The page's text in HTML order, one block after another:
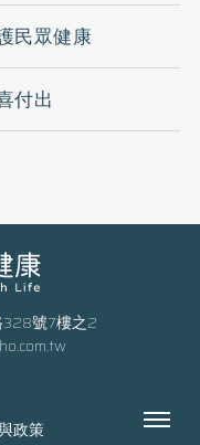
民眾健康
付出
號7樓之2
政策 Menu